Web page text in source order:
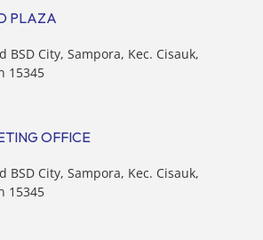
PLAZA
BSD City, Sampora, Kec. Cisauk,
15345
OFFICE
BSD City, Sampora, Kec. Cisauk,
15345